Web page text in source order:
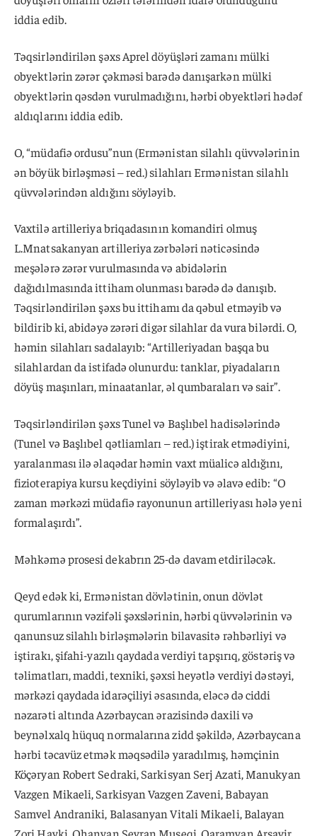
iddia edib.
Təqsirləndirilən şəxs Aprel döyüşləri zamanı mülki
obyektlərin zərər çəkməsi barədə danışarkən mülki
obyektlərin qəsdən vurulmadığını, hərbi obyektləri hədəf
aldıqlarını iddia edib.
O, “müdafiə ordusu”nun (Ermənistan silahlı qüvvələrinin
ən böyük birləşməsi – red.) silahları Ermənistan silahlı
qüvvələrindən aldığını söyləyib.
Vaxtilə artilleriya briqadasının komandiri olmuş
L.Mnatsakanyan artilleriya zərbələri nəticəsində
meşələrə zərər vurulmasında və abidələrin
dağıdılmasında ittiham olunması barədə də danışıb.
Təqsirləndirilən şəxs bu ittihamı da qəbul etməyib və
bildirib ki, abidəyə zərəri digər silahlar da vura bilərdi. O,
həmin silahları sadalayıb: “Artilleriyadan başqa bu
silahlardan da istifadə olunurdu: tanklar, piyadaların
döyüş maşınları, minaatanlar, əl qumbaraları və sair”.
Təqsirləndirilən şəxs Tunel və Başlıbel hadisələrində
(Tunel və Başlıbel qətliamları – red.) iştirak etmədiyini,
yaralanması ilə əlaqədar həmin vaxt müalicə aldığını,
fizioterapiya kursu keçdiyini söyləyib və əlavə edib: “O
zaman mərkəzi müdafiə rayonunun artilleriyası hələ yeni
formalaşırdı”.
Məhkəmə prosesi dekabrın 25-də davam etdiriləcək.
Qeyd edək ki, Ermənistan dövlətinin, onun dövlət
qurumlarının vəzifəli şəxslərinin, hərbi qüvvələrinin və
qanunsuz silahlı birləşmələrin bilavasitə rəhbərliyi və
iştirakı, şifahi-yazılı qaydada verdiyi tapşırıq, göstəriş və
təlimatları, maddi, texniki, şəxsi heyətlə verdiyi dəstəyi,
mərkəzi qaydada idarəçiliyi əsasında, eləcə də ciddi
nəzarəti altında Azərbaycan ərazisində daxili və
beynəlxalq hüquq normalarına zidd şəkildə, Azərbaycana
hərbi təcavüz etmək məqsədilə yaradılmış, həmçinin
Köçəryan Robert Sedraki, Sarkisyan Serj Azati, Manukyan
Vazgen Mikaeli, Sarkisyan Vazgen Zaveni, Babayan
Samvel Andraniki, Balasanyan Vitali Mikaeli, Balayan